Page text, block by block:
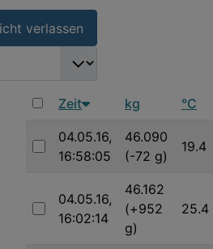
verlassen
Zeit kg °C
Auswählen
04.05.16,
16:58:05
46.090
(-72 g)
19.4
Auswählen
04.05.16,
16:02:14
46.162
(+952
g)
25.4